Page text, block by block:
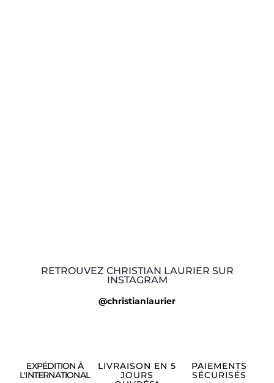
RETROUVEZ CHRISTIAN LAURIER SUR
INSTAGRAM
@christianlaurier
EXPÉDITION À
L'INTERNATIONAL
LIVRAISON EN 5
JOURS
PAIEMENTS
SÉCURISÉS